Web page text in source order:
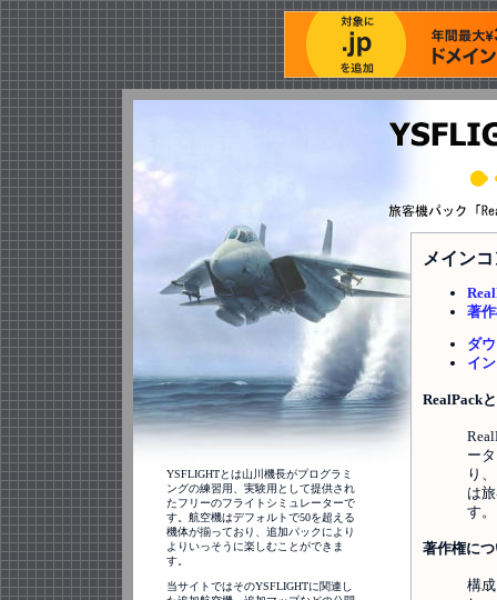
YSFLIGHTとは山川機長がプログラミ
ングの練習用、実験用として提供され
たフリーのフライトシミュレーターで
す。航空機はデフォルトで50を超える
機体が揃っており、追加パックにより
よりいっそうに楽しむことができま
す。
当サイトではそのYSFLIGHTに関連し
メイン
著
ダ
イ
RealPack
ー
り
は
す。
著作権に
構